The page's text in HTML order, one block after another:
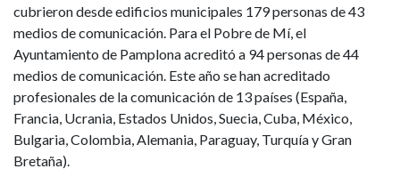
cubrieron desde edificios municipales 179 personas de 43
medios de comunicación. Para el Pobre de Mí, el
Ayuntamiento de Pamplona acreditó a 94 personas de 44
medios de comunicación. Este año se han acreditado
profesionales de la comunicación de 13 países (España,
Francia, Ucrania, Estados Unidos, Suecia, Cuba, México,
Bulgaria, Colombia, Alemania, Paraguay, Turquía y Gran
Bretaña).